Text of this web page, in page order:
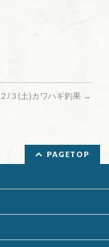
/３(土)カワハギ釣果 →
PAGETOP